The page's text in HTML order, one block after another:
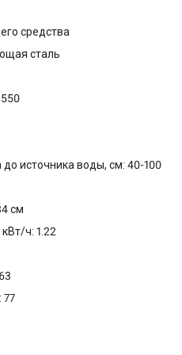
средства
сталь
источника воды, см: 40-100
см
ч: 1.22
77